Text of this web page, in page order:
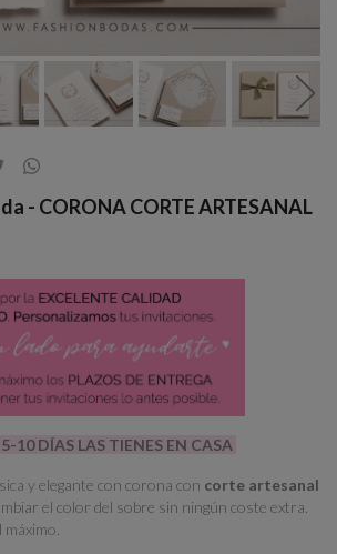
- CORONA CORTE ARTESANAL
10 DÍAS LAS TIENES EN CASA
y elegante con corona con corte artesanal
el color del sobre sin ningún coste extra.